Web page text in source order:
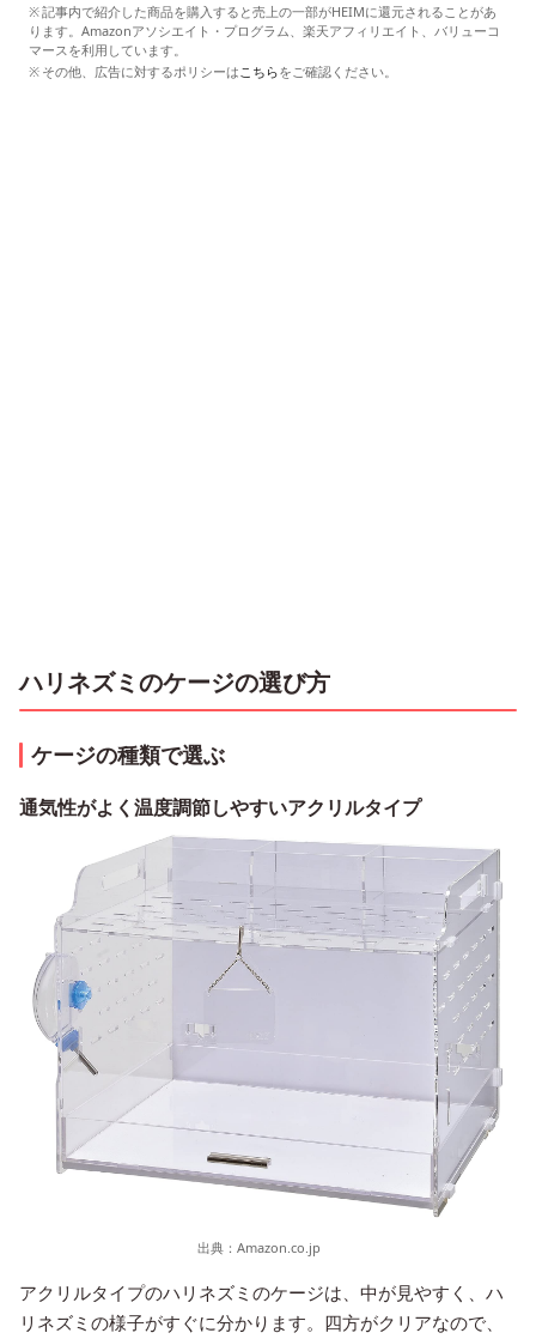
記事内で紹介した商品を購入すると売上の一部がHEIMに還元されることがあ
ります。Amazonアソシエイト・プログラム、楽天アフィリエイト、バリューコ
マースを利用しています。
その他、広告に対するポリシーはこちらをご確認ください。
ハリネズミのケージの選び方
ケージの種類で選ぶ
通気性がよく温度調節しやすいアクリルタイプ
出典： Amazon.co.jp
アクリルタイプのハリネズミのケージは、中が見やすく、ハ
リネズミの様子がすぐに分かります。四方がクリアなので、